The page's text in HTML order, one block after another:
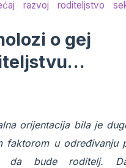
razvoj roditeljstvo
o gej
orijentacija bila je
faktorom u određivanju
da bude roditelj.